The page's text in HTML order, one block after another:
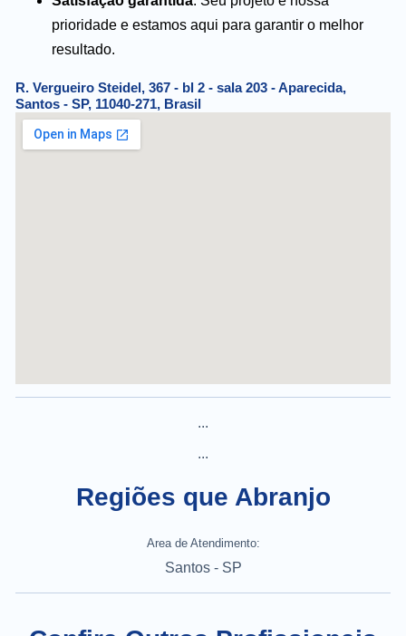
prioridade e estamos aqui para garantir o melhor
resultado.
R. Vergueiro Steidel, 367 - bl 2 - sala 203 - Aparecida,
Santos - SP, 11040-271, Brasil
...
...
Regiões que Abranjo
Area de Atendimento:
Santos - SP